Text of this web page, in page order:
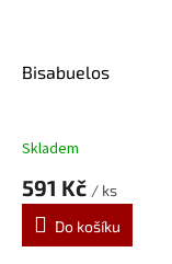
Bisabuelos
Skladem
591 Kč / ks
Do košíku